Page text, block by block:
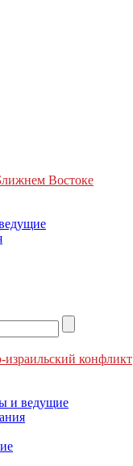
Востоке
израильский конфликт
и ведущие